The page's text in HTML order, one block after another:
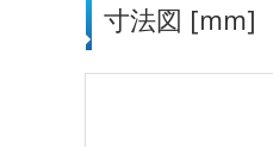
寸法図 [mm]